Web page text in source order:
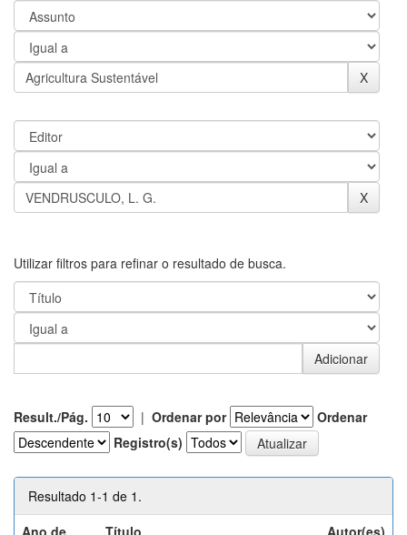
Utilizar filtros para refinar o resultado de busca.
Result./Pág. | Ordenar por
Ordenar
Registro(s)
Resultado 1-1 de 1.
Ano de
Título Autor(es)